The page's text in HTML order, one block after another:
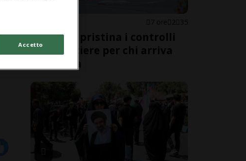
7 ore 2 35
Madrid ripristina i controlli
alle frontiere per chi arriva
Accetto